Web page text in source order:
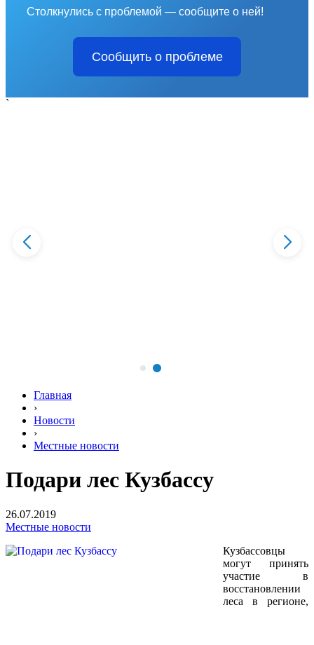
Столкнулись с проблемой — сообщите о ней!
Сообщить о проблеме
`
Главная
›
Новости
›
Местные новости
Подари лес Кузбассу
26.07.2019
Местные новости
Кузбассовцы
могут принять
участие в
восстановлении
леса в регионе,